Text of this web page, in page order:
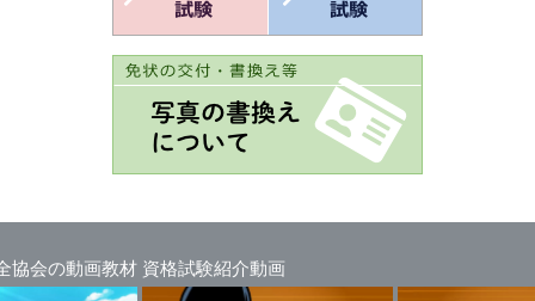
協会の動画教材 資格試験紹介動画